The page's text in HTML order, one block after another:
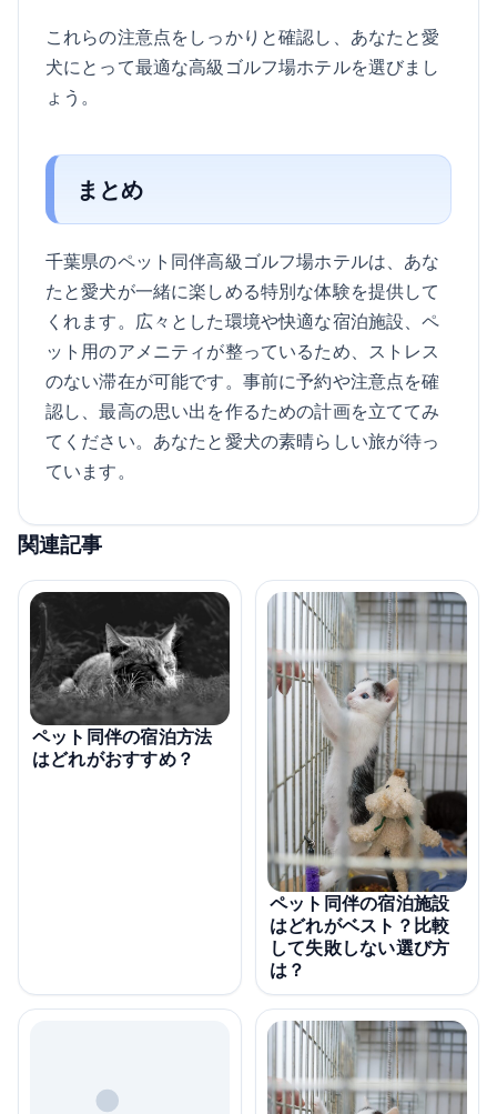
これらの注意点をしっかりと確認し、あなたと愛
犬にとって最適な高級ゴルフ場ホテルを選びまし
ょう。
まとめ
千葉県のペット同伴高級ゴルフ場ホテルは、あな
たと愛犬が一緒に楽しめる特別な体験を提供して
くれます。広々とした環境や快適な宿泊施設、ペ
ット用のアメニティが整っているため、ストレス
のない滞在が可能です。事前に予約や注意点を確
認し、最高の思い出を作るための計画を立ててみ
てください。あなたと愛犬の素晴らしい旅が待っ
ています。
関連記事
ペット同伴の宿泊方法
はどれがおすすめ？
ペット同伴の宿泊施設
はどれがベスト？比較
して失敗しない選び方
は？